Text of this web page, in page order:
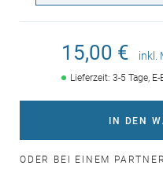
15,00 € inkl.
Lieferzeit: 3-5 Tage,
IN DEN
ODER BEI EINEM